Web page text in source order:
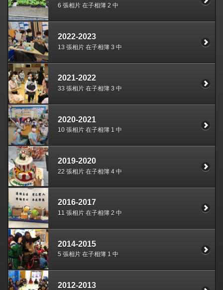
6 張相片 在子相簿 2 中
2022-2023
13 張相片 在子相簿 3 中
2021-2022
33 張相片 在子相簿 3 中
2020-2021
10 張相片 在子相簿 1 中
2019-2020
22 張相片 在子相簿 4 中
2016-2017
11 張相片 在子相簿 2 中
2014-2015
5 張相片 在子相簿 1 中
2012-2013